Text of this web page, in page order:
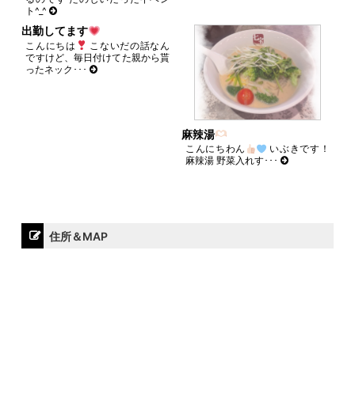
ト^_^
出勤してます
こんにちは
こないだの話なん
ですけど、毎日付けてた親から貰
ったネック･･･
麻辣湯
こんにちわん
いぶきです！
麻辣湯 野菜入れす･･･
住所＆MAP